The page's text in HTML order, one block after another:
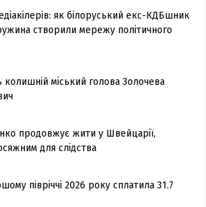
як білоруський екс-КДБшник
створили мережу політичного
колишній міський голова Золочева
продовжує жити у Швейцарії,
для слідства
півріччі 2026 року сплатила 31.7